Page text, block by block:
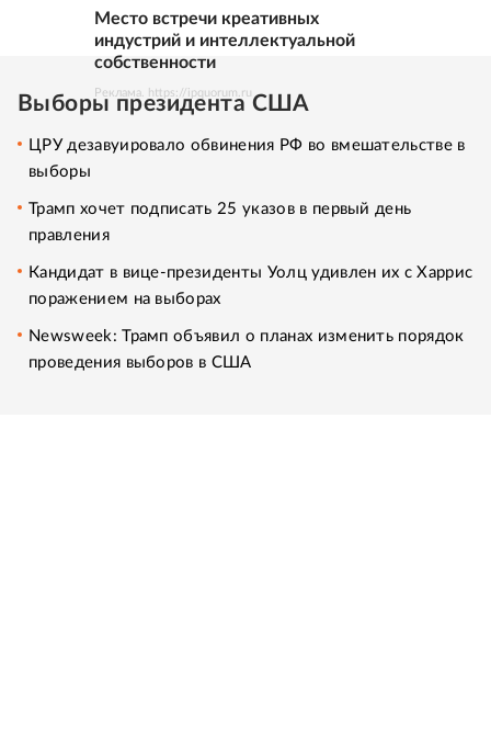
Место встречи креативных
индустрий и интеллектуальной
собственности
Реклама. https://ipquorum.ru
Выборы президента США
ЦРУ дезавуировало обвинения РФ во вмешательстве в
выборы
Трамп хочет подписать 25 указов в первый день
правления
Кандидат в вице-президенты Уолц удивлен их с Харрис
поражением на выборах
Newsweek: Трамп объявил о планах изменить порядок
проведения выборов в США